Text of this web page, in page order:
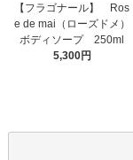
【フラゴナール】 Ros
e de mai（ローズドメ）
ボディソープ 250ml
5,300円